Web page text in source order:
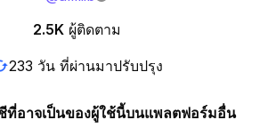
2.5K ผู้ติดตาม
233 วัน ที่ผ่านมาปรับปรุง
ที่อาจเป็นของผู้ใช้นี้บนแพลตฟอร์มอื่น